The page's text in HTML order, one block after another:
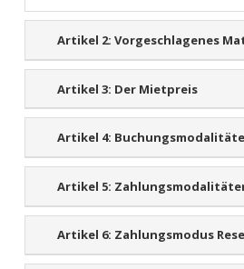
Artikel 2: Vorgeschlagenes
Artikel 3: Der Mietpreis
Artikel 4:
Artikel 5:
Artikel 6: Zahlungsmodus